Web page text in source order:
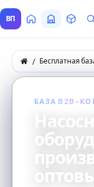
ВП ГлавнаяВсе Товары
БАЗА B2B-